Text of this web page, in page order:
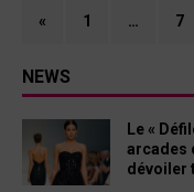
« 1 … 7
NEWS
Le «
arcades
dévoiler